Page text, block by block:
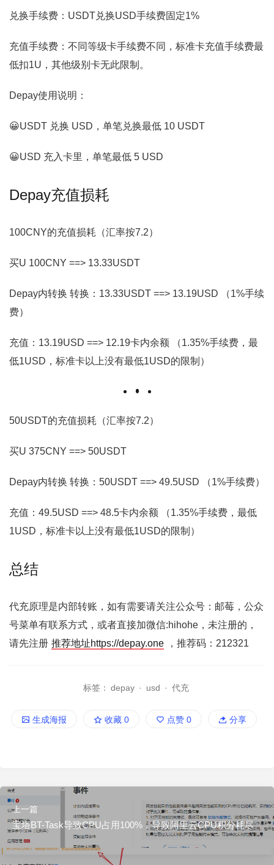
兑换手续费：USDT兑换USD手续费固定1%
充值手续费：不同等级卡手续费不同，标准卡充值手续费最
低扣1U，其他级别卡无此限制。
Depay使用说明：
😀USDT 兑换 USD，单笔兑换最低 10 USDT
😀USD 充入卡里，单笔最低 5 USD
Depay充值损耗
100CNY的充值损耗（汇率按7.2）
买U 100CNY ==> 13.33USDT
Depay内转换 转换：13.33USDT ==> 13.19USD （1%手续
费）
充值：13.19USD ==> 12.19卡内余额 （1.35%手续费，最
低1USD，标准卡以上没有最低1USD的限制）
50USDT的充值损耗（汇率按7.2）
买U 375CNY ==> 50USDT
Depay内转换 转换：50USDT ==> 49.5USD （1%手续费）
充值：49.5USD ==> 48.5卡内余额 （1.35%手续费，最低
1USD，标准卡以上没有最低1USD的限制）
总结
代充原理是内部转账，如有需要请关注公众号：邮莓，公众
号菜单有联系方式，或者直接加微信:hihohe，未注册的，
请先注册 推荐地址https://depay.one ，推荐码：212321
标签： depay · usd · 代充
生成海报 收藏 0 点赞 0 分享
上一篇
宝塔BT-Task导致CPU占用100%，导致阿里云CPU积分耗尽